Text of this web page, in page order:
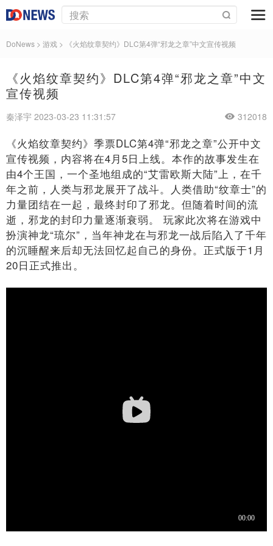
DoNews > 游戏 > 《火焰纹章契约》DLC第4弹“邪龙之章”中文宣传视频
《火焰纹章契约》DLC第4弹“邪龙之章”中文
宣传视频
秦泽宇 2023-03-23 11:31:57 312018
《火焰纹章契约》季票DLC第4弹“邪龙之章”公开中文
宣传视频，内容将在4月5日上线。本作的故事发生在
由4个王国，一个圣地组成的“艾雷欧斯大陆”上，在千
年之前，人类与邪龙展开了战斗。人类借助“纹章士”的
力量团结在一起，最终封印了邪龙。但随着时间的流
逝，邪龙的封印力量逐渐衰弱。 玩家此次将在游戏中
扮演神龙“琉尔”，当年神龙在与邪龙一战后陷入了千年
的沉睡醒来后却无法回忆起自己的身份。正式版于1月
20日正式推出。